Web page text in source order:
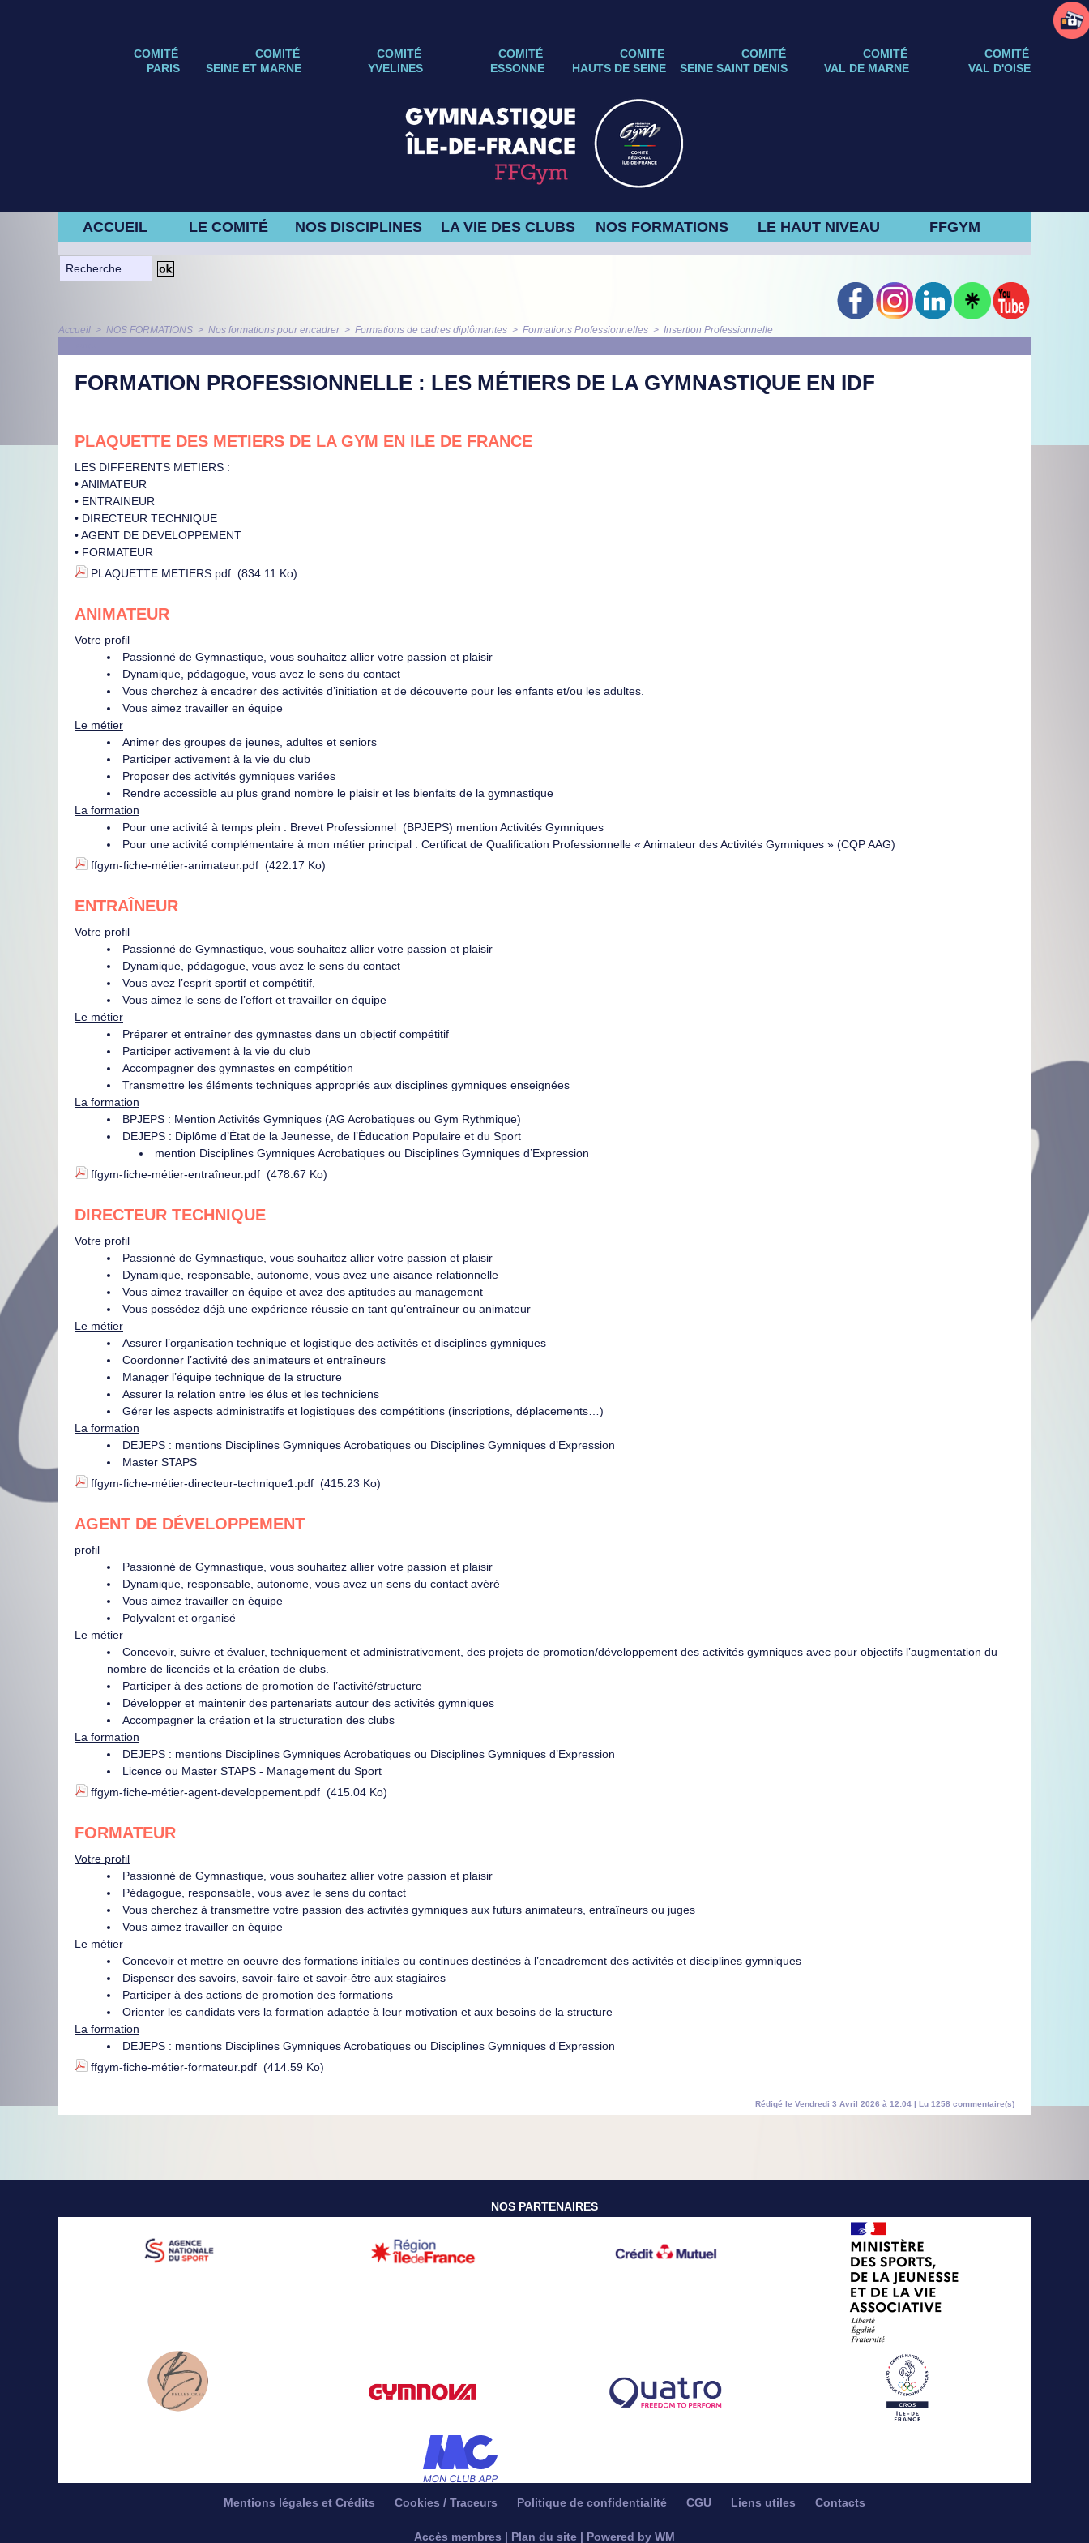
COMITÉ
COMITÉ
COMITÉ
COMITE
COMITÉ
COMITÉ
COMITÉ
COMITÉ
VAL D'OISE
VAL DE MARNE
SEINE SAINT DENIS
HAUTS DE SEINE
ESSONNE
YVELINES
SEINE ET MARNE
PARIS
ACCUEIL LE COMITÉ NOS DISCIPLINES LA VIE DES CLUBS NOS FORMATIONS LE HAUT NIVEAU FFGYM
Accueil > NOS FORMATIONS > Nos formations pour encadrer > Formations de cadres diplômantes > Formations Professionnelles > Insertion Professionnelle
FORMATION PROFESSIONNELLE : LES MÉTIERS DE LA GYMNASTIQUE EN IDF
PLAQUETTE DES METIERS DE LA GYM EN ILE DE FRANCE
LES DIFFERENTS METIERS :
• ANIMATEUR
• ENTRAINEUR
• DIRECTEUR TECHNIQUE
• AGENT DE DEVELOPPEMENT
• FORMATEUR
PLAQUETTE METIERS.pdf (834.11 Ko)
ANIMATEUR
Votre profil
Passionné de Gymnastique, vous souhaitez allier votre passion et plaisir
Dynamique, pédagogue, vous avez le sens du contact
Vous cherchez à encadrer des activités d’initiation et de découverte pour les enfants et/ou les adultes.
Vous aimez travailler en équipe
Le métier
Animer des groupes de jeunes, adultes et seniors
Participer activement à la vie du club
Proposer des activités gymniques variées
Rendre accessible au plus grand nombre le plaisir et les bienfaits de la gymnastique
La formation
Pour une activité à temps plein : Brevet Professionnel (BPJEPS) mention Activités Gymniques
Pour une activité complémentaire à mon métier principal : Certificat de Qualification Professionnelle « Animateur des Activités Gymniques » (CQP AAG)
ffgym-fiche-métier-animateur.pdf (422.17 Ko)
ENTRAÎNEUR
Votre profil
Passionné de Gymnastique, vous souhaitez allier votre passion et plaisir
Dynamique, pédagogue, vous avez le sens du contact
Vous avez l’esprit sportif et compétitif,
Vous aimez le sens de l’effort et travailler en équipe
Le métier
Préparer et entraîner des gymnastes dans un objectif compétitif
Participer activement à la vie du club
Accompagner des gymnastes en compétition
Transmettre les éléments techniques appropriés aux disciplines gymniques enseignées
La formation
BPJEPS : Mention Activités Gymniques (AG Acrobatiques ou Gym Rythmique)
DEJEPS : Diplôme d’État de la Jeunesse, de l’Éducation Populaire et du Sport
mention Disciplines Gymniques Acrobatiques ou Disciplines Gymniques d’Expression
ffgym-fiche-métier-entraîneur.pdf (478.67 Ko)
DIRECTEUR TECHNIQUE
Votre profil
Passionné de Gymnastique, vous souhaitez allier votre passion et plaisir
Dynamique, responsable, autonome, vous avez une aisance relationnelle
Vous aimez travailler en équipe et avez des aptitudes au management
Vous possédez déjà une expérience réussie en tant qu’entraîneur ou animateur
Le métier
Assurer l’organisation technique et logistique des activités et disciplines gymniques
Coordonner l’activité des animateurs et entraîneurs
Manager l’équipe technique de la structure
Assurer la relation entre les élus et les techniciens
Gérer les aspects administratifs et logistiques des compétitions (inscriptions, déplacements…)
La formation
DEJEPS : mentions Disciplines Gymniques Acrobatiques ou Disciplines Gymniques d’Expression
Master STAPS
ffgym-fiche-métier-directeur-technique1.pdf (415.23 Ko)
AGENT DE DÉVELOPPEMENT
profil
Passionné de Gymnastique, vous souhaitez allier votre passion et plaisir
Dynamique, responsable, autonome, vous avez un sens du contact avéré
Vous aimez travailler en équipe
Polyvalent et organisé
Le métier
Concevoir, suivre et évaluer, techniquement et administrativement, des projets de promotion/développement des activités gymniques avec pour objectifs l’augmentation du
nombre de licenciés et la création de clubs.
Participer à des actions de promotion de l’activité/structure
Développer et maintenir des partenariats autour des activités gymniques
Accompagner la création et la structuration des clubs
La formation
DEJEPS : mentions Disciplines Gymniques Acrobatiques ou Disciplines Gymniques d’Expression
Licence ou Master STAPS - Management du Sport
ffgym-fiche-métier-agent-developpement.pdf (415.04 Ko)
FORMATEUR
Votre profil
Passionné de Gymnastique, vous souhaitez allier votre passion et plaisir
Pédagogue, responsable, vous avez le sens du contact
Vous cherchez à transmettre votre passion des activités gymniques aux futurs animateurs, entraîneurs ou juges
Vous aimez travailler en équipe
Le métier
Concevoir et mettre en oeuvre des formations initiales ou continues destinées à l’encadrement des activités et disciplines gymniques
Dispenser des savoirs, savoir-faire et savoir-être aux stagiaires
Participer à des actions de promotion des formations
Orienter les candidats vers la formation adaptée à leur motivation et aux besoins de la structure
La formation
DEJEPS : mentions Disciplines Gymniques Acrobatiques ou Disciplines Gymniques d’Expression
ffgym-fiche-métier-formateur.pdf (414.59 Ko)
Rédigé le Vendredi 3 Avril 2026 à 12:04 | Lu 1258 commentaire(s)
NOS PARTENAIRES
Mentions légales et Crédits Cookies / Traceurs Politique de confidentialité CGU Liens utiles Contacts
Accès membres | Plan du site | Powered by WM